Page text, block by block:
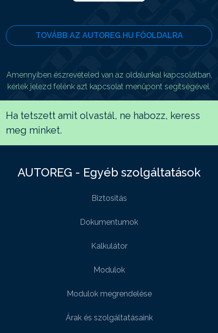
TOVÁBB AZ AUTOREG.HU FŐOLDALRA
Amennyiben észrevételed van az oldalunkal kapcsolatban,
kérlek jelezd felénk azt kapcsolat menüpont segítségével.
Ha tetszett amit olvastál, ne habozz, keress
meg minket.
AUTOREG - Egyéb szolgáltatások
Biztositás
Dokumentumok
Kalkulátor
Modulok
Modulok megrendelése
Árak és szolgáltatásaink